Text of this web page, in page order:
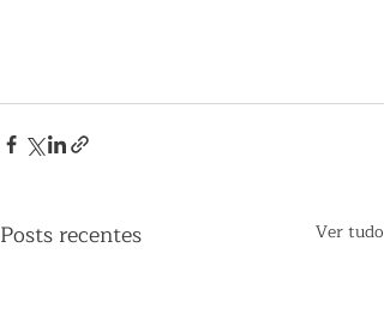
Posts recentes Ver tudo